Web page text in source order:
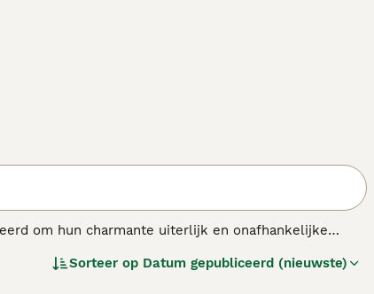
om hun charmante uiterlijk en onafhankelijke
formaat heeft de Maltezer een groot karakter dat hem
Sorteer op Datum gepubliceerd (nieuwste)